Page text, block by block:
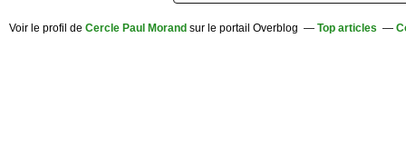
Voir le profil de Cercle Paul Morand sur le portail Overblog Top articles